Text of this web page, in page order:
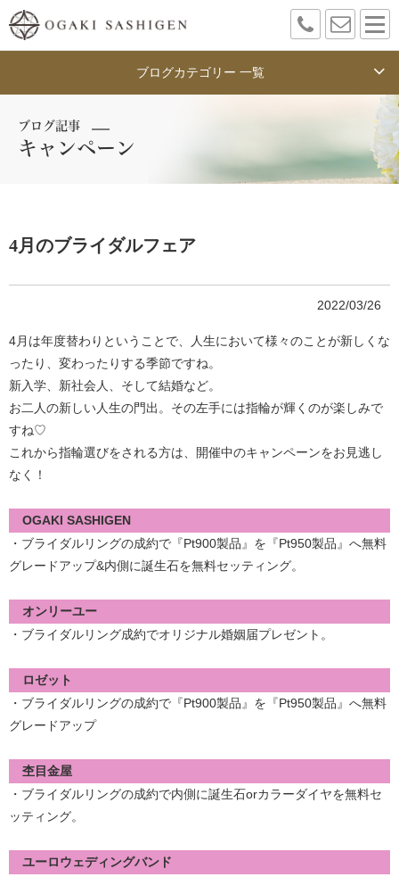
ブログカテゴリー 一覧
ブログ記事
キャンペーン
4月のブライダルフェア
2022/03/26
4月は年度替わりということで、人生において様々のことが新しくな
ったり、変わったりする季節ですね。
新入学、新社会人、そして結婚など。
お二人の新しい人生の門出。その左手には指輪が輝くのが楽しみで
すね♡
これから指輪選びをされる方は、開催中のキャンペーンをお見逃し
なく！
OGAKI SASHIGEN
・ブライダルリングの成約で『Pt900製品』を『Pt950製品』へ無料
グレードアップ&内側に誕生石を無料セッティング。
オンリーユー
・ブライダルリング成約でオリジナル婚姻届プレゼント。
ロゼット
・ブライダルリングの成約で『Pt900製品』を『Pt950製品』へ無料
グレードアップ
杢目金屋
・ブライダルリングの成約で内側に誕生石orカラーダイヤを無料セ
ッティング。
ユーロウェディングバンド